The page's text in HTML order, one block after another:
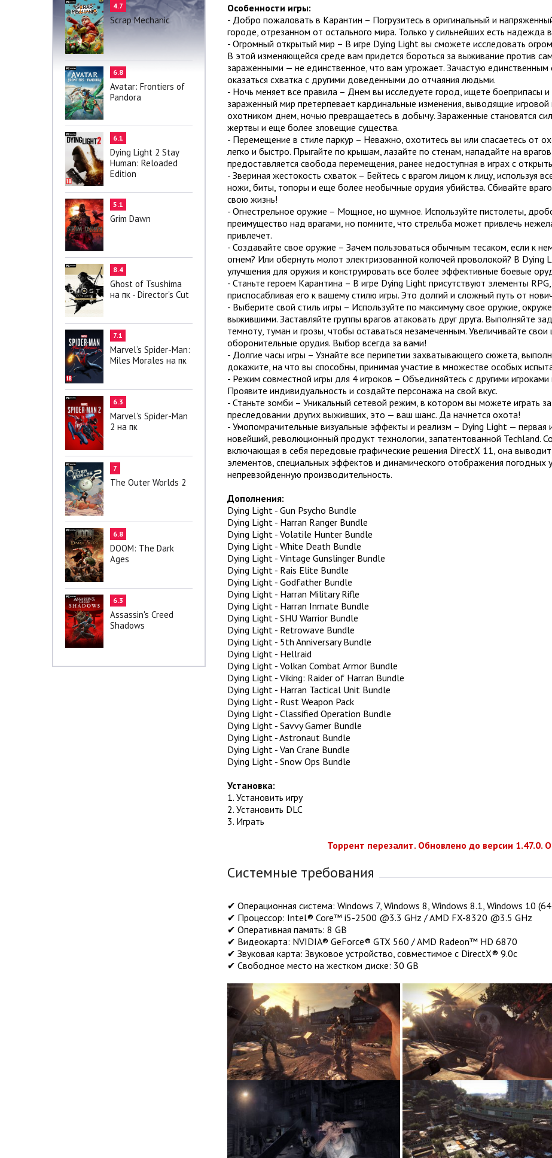
4.7
Scrap Mechanic
6.8
Avatar: Frontiers of
Pandora
6.1
Dying Light 2 Stay
Human: Reloaded
Edition
5.1
Grim Dawn
8.4
Ghost of Tsushima
на пк - Director's Cut
7.1
Marvel’s Spider-Man:
Miles Morales на пк
6.3
Marvel’s Spider-Man
2 на пк
7
The Outer Worlds 2
6.8
DOOM: The Dark
Ages
6.3
Assassin's Creed
Shadows
Особенности игры:
- Добро пожаловать в Карантин – Погрузитесь в оригинальный и
городе, отрезанном от остального мира. Только у сильнейших есть надежда
- Огромный открытый мир – В игре Dying Light вы сможете исследовать
В этой изменяющейся среде вам придется бороться за выживание против
зараженными — не единственное, что вам угрожает. Зачастую
оказаться схватка с другими доведенными до отчаяния людьми.
- Ночь меняет все правила – Днем вы исследуете город, ищете боеприпасы
зараженный мир претерпевает кардинальные изменения, выводящие
охотником днем, ночью превращаетесь в добычу. Зараженные становятся
жертвы и еще более зловещие существа.
- Перемещение в стиле паркур – Неважно, охотитесь вы или спасаетесь от
легко и быстро. Прыгайте по крышам, лазайте по стенам, нападайте на
предоставляется свобода перемещения, ранее недоступная в играх с
- Звериная жестокость схваток – Бейтесь с врагом лицом к лицу, используя
ножи, биты, топоры и еще более необычные орудия убийства. Сбивайте
свою жизнь!
- Огнестрельное оружие – Мощное, но шумное. Используйте пистолеты,
преимущество над врагами, но помните, что стрельба может привлечь
привлечет.
- Создавайте свое оружие – Зачем пользоваться обычным тесаком, если к
огнем? Или обернуть молот электризованной колючей проволокой? В
улучшения для оружия и конструировать все более эффективные боевые
- Станьте героем Карантина – В игре Dying Light присутствуют элементы
приспосабливая его к вашему стилю игры. Это долгий и сложный путь от
- Выберите свой стиль игры – Используйте по максимуму свое оружие,
выжившими. Заставляйте группы врагов атаковать друг друга. Выполняйте
темноту, туман и грозы, чтобы оставаться незамеченным. Увеличивайте
оборонительные орудия. Выбор всегда за вами!
- Долгие часы игры – Узнайте все перипетии захватывающего сюжета,
докажите, на что вы способны, принимая участие в множестве особых
- Режим совместной игры для 4 игроков – Объединяйтесь с другими
Проявите индивидуальность и создайте персонажа на свой вкус.
- Станьте зомби – Уникальный сетевой режим, в котором вы можете играть
преследовании других выживших, это — ваш шанс. Да начнется охота!
- Умопомрачительные визуальные эффекты и реализм – Dying Light — первая
новейший, революционный продукт технологии, запатентованной Techland.
включающая в себя передовые графические решения DirectX 11, она выводит
элементов, специальных эффектов и динамического отображения погодных
непревзойденную производительность.
Дополнения:
Dying Light - Gun Psycho Bundle
Dying Light - Harran Ranger Bundle
Dying Light - Volatile Hunter Bundle
Dying Light - White Death Bundle
Dying Light - Vintage Gunslinger Bundle
Dying Light - Rais Elite Bundle
Dying Light - Godfather Bundle
Dying Light - Harran Military Rifle
Dying Light - Harran Inmate Bundle
Dying Light - SHU Warrior Bundle
Dying Light - Retrowave Bundle
Dying Light - 5th Anniversary Bundle
Dying Light - Hellraid
Dying Light - Volkan Combat Armor Bundle
Dying Light - Viking: Raider of Harran Bundle
Dying Light - Harran Tactical Unit Bundle
Dying Light - Rust Weapon Pack
Dying Light - Classified Operation Bundle
Dying Light - Savvy Gamer Bundle
Dying Light - Astronaut Bundle
Dying Light - Van Crane Bundle
Dying Light - Snow Ops Bundle
Установка:
1. Установить игру
2. Установить DLC
3. Играть
Торрент перезалит. Обновлено до версии 1.47.0.
Системные требования
✔ Операционная система: Windows 7, Windows 8, Windows 8.1, Windows 10
✔ Процессор: Intel® Core™ i5-2500 @3.3 GHz / AMD FX-8320 @3.5 GHz
✔ Оперативная память: 8 GB
✔ Видеокарта: NVIDIA® GeForce® GTX 560 / AMD Radeon™ HD 6870
✔ Звуковая карта: Звуковое устройство, совместимое с DirectX® 9.0с
✔ Свободное место на жестком диске: 30 GB